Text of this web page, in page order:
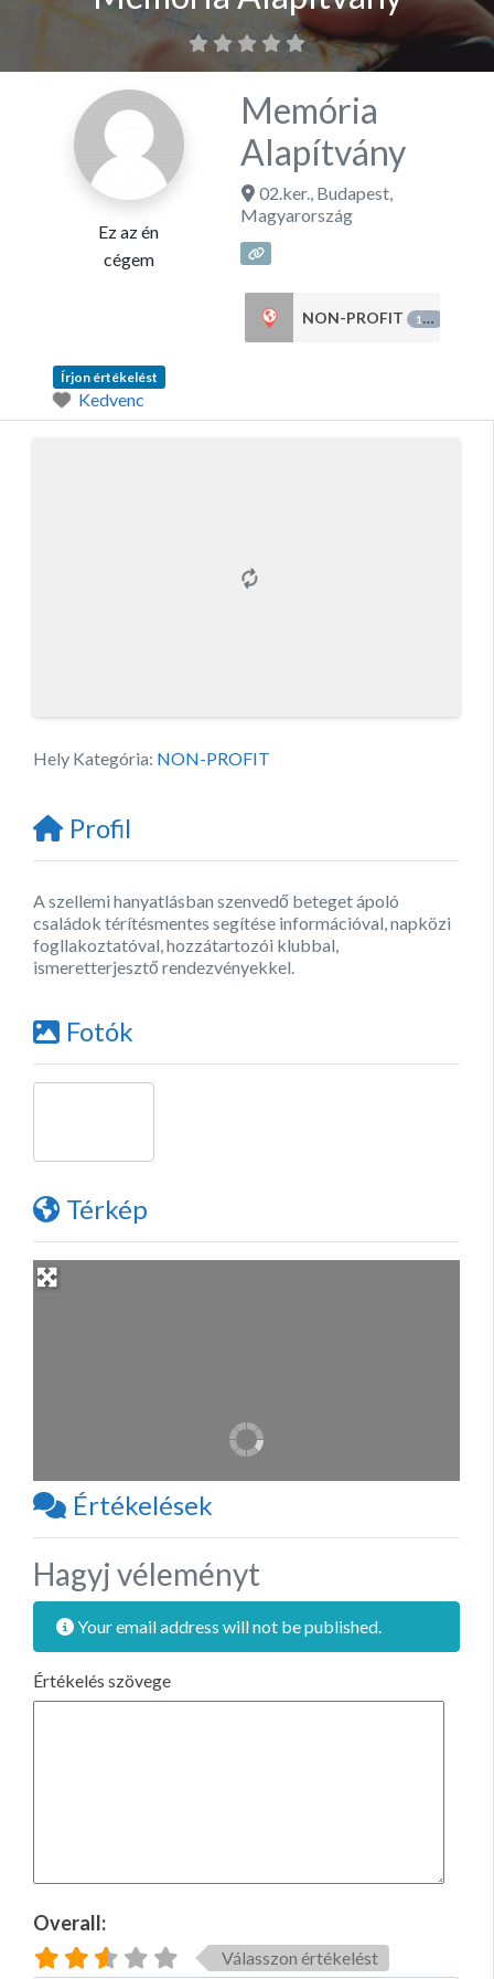
Ez az én
cégem
Memória
Alapítvány
02.ker., Budapest,
Magyarország
NON-PROFIT 151
Írjon értékelést
Kedvenc
Hely Kategória: NON-PROFIT
Profil
A szellemi hanyatlásban szenvedő beteget ápoló
családok térítésmentes segítése információval, napközi
fogllakoztatóval, hozzátartozói klubbal,
ismeretterjesztő rendezvényekkel.
Fotók
Térkép
Értékelések
Hagyj véleményt
Your email address will not be published.
Értékelés szövege
Overall:
Válasszon értékelést